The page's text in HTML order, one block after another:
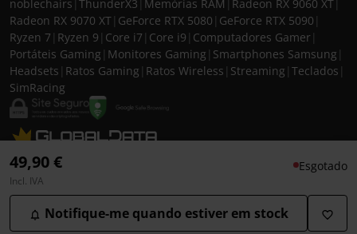
49,90 € Esgotado
Incl. IVA
Notifique-me quando estiver em stock
noblechairs ThunderX3 Memórias RAM Radeon RX 9060 XT
Radeon RX 9070 XT GeForce RTX 5080 GeForce RTX 5090
Ryzen 7 Ryzen 9 Core i7 Core i9 Computadores Gamer
Portáteis Gaming Monitores Gaming Smartphones Samsung
Headsets Ratos Gaming Ratos Wireless Streaming Teclados
SimRacing
© 2026 CASEKING IBERIA. TODOS OS DIREITOS RESERVADOS. IVA incluído à
taxa em vigor para todos os produtos. As fotos apresentadas podem não
corresponder às configurações descritas. Preços e especificações sujeitos a
alteração sem aviso prévio. A caseking Iberia declina qualquer
responsabilidade por eventuais erros publicados no site.